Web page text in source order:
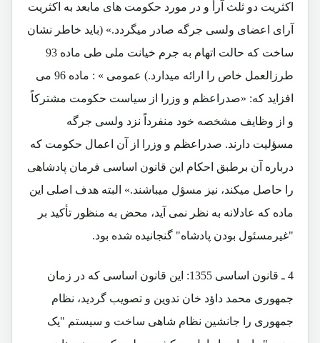
اکثريت دو ثلث آرأ و در مورد حکومت های مابعد به اکثريت
آرای اعضای ولسی جرگه صادر ميگردد.» (بايد خاطر نشان
ساخت که حالت اتهام به جرم خيانت ملی طی ماده 93
طرزالعمل خاص را ارائه ميدارد.) عمومی » : ماده 96 می
افزايد که: «صدراعظم و وزرا از سياست حکومت مشترکاً
و از وظايف مشخصه خود منفرداً نزد ولسی جرگه
مسؤليت دارند. صدراعظم و وزرا از آن اعمال حکومت که
درباره آن برطبق احکام اين قانون اساسی فرمان پادشاهی
را حاصل ميکند، نيز مسؤل میباشند.» البته هدف اصلی اين
ماده که عادلانه به نظر نمی آيد، محض به منظور تأکيد بر
"غیرمسئول بودن پادشاه" گنجانيده شده بود.
4 ـ قانون اساسی 1355: اين قانون اساسی که در زمان
جمهوری محمد داؤد خان تدوين و تصويب گرديد، نظام
جمهوری را جانشين نظام شاهی ساخت و سيستم "یک